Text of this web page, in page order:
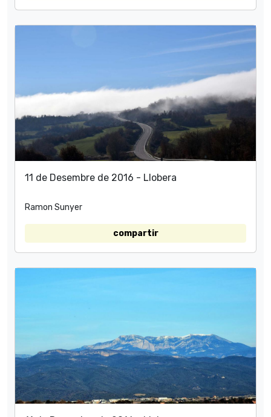
11 de Desembre de 2016 - Llobera
Ramon Sunyer
compartir